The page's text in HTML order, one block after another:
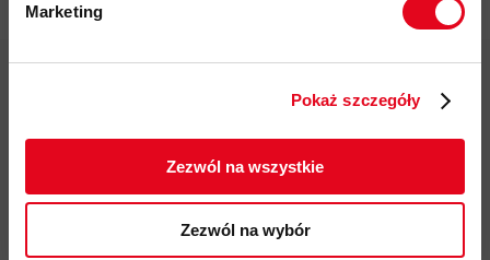
Marketing
Pokaż szczegóły
Zezwól na wszystkie
Zezwól na wybór
zgodnie z Polityką prywatności.